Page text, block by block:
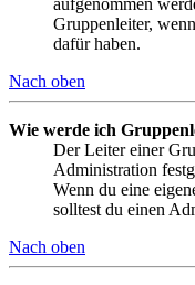
aufgenommen
Gruppenleiter,
dafür haben.
Nach oben
Wie werde ich
Der Leiter einer
Administration
Wenn du eine
solltest du einen
Nach oben